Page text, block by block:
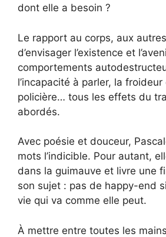
dont elle a besoin ?
Le rapport au corps, aux
d’envisager l’existence et
comportements
l’incapacité à parler, la
policière… tous les effets du
abordés.
Avec poésie et douceur,
mots l’indicible. Pour autant,
dans la guimauve et livre une
son sujet : pas de happy-end
vie qui va comme elle peut.
À mettre entre toutes les